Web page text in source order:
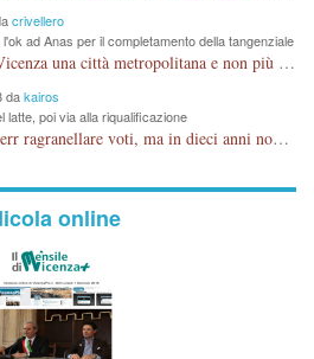
crivellero
ad Anas per il completamento della tangenziale
Grandi opere che faranno di Vicenza una città metropolitana e non più provinciale soffocata dal rumore dal traffico e smog concentrato in 6 vie cittadine. complimenti
dakairos
latte, poi via alla riqualificazione
All'ultimo momento, giusto perr ragranellare voti, ma in dieci anni non si poteva fare prima?
online